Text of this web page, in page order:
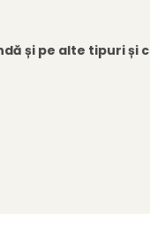
și pe alte tipuri și